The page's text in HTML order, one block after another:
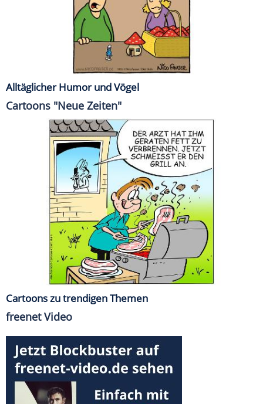
Alltäglicher Humor und Vögel
Cartoons "Neue Zeiten"
Cartoons zu trendigen Themen
freenet Video